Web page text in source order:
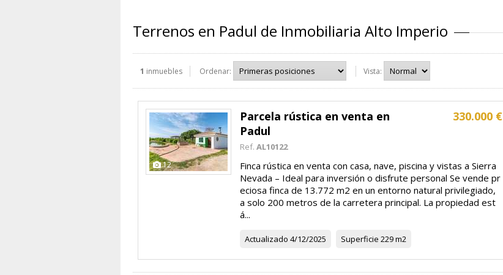
Terrenos en Padul de Inmobiliaria Alto Imperio
1 inmuebles Ordenar: Vista:
12
330.000 €
Parcela rústica en venta en
Padul
Ref. AL10122
Finca rústica en venta con casa, nave, piscina y vistas a Sierra
Nevada – Ideal para inversión o disfrute personal Se vende pr
eciosa finca de 13.772 m2 en un entorno natural privilegiado,
a solo 200 metros de la carretera principal. La propiedad est
á...
Actualizado 4/12/2025 Superficie 229 m2